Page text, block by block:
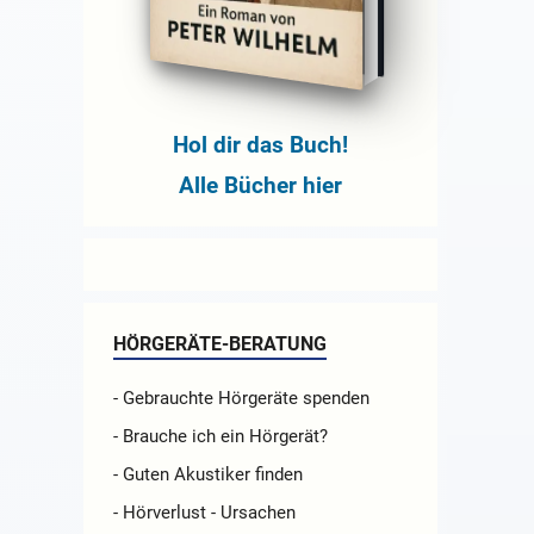
Hol dir das Buch!
Alle Bücher hier
HÖRGERÄTE-BERATUNG
- Gebrauchte Hörgeräte spenden
- Brauche ich ein Hörgerät?
- Guten Akustiker finden
- Hörverlust - Ursachen